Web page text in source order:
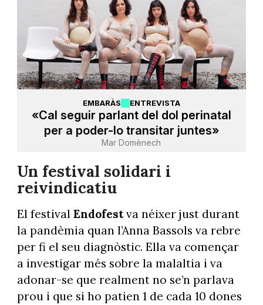
EMBARÀS ENTREVISTA
«Cal seguir parlant del dol perinatal
per a poder-lo transitar juntes»
Mar Domènech
Un festival solidari i
reivindicatiu
El festival Endofestva néixer just durant
la pandèmia quan l’Anna Bassols va rebre
per fi el seu diagnòstic. Ella va començar
a investigar més sobre la malaltia i va
adonar-se que realment no se’n parlava
prou i que si ho patien 1 de cada 10 dones